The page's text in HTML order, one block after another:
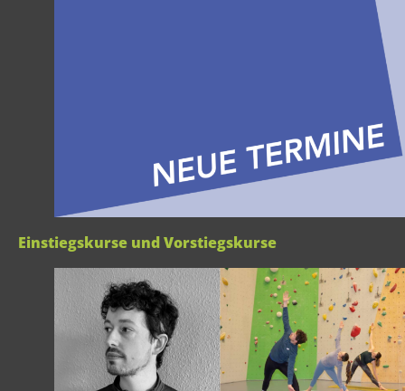
Einstiegskurse und Vorstiegskurse